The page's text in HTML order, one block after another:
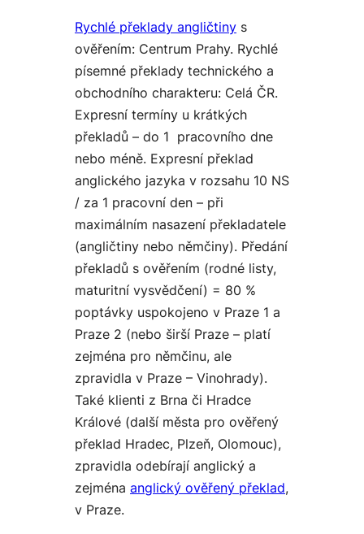
Rychlé překlady angličtiny s
ověřením: Centrum Prahy. Rychlé
písemné překlady technického a
obchodního charakteru: Celá ČR.
Expresní termíny u krátkých
překladů – do 1 pracovního dne
nebo méně. Expresní překlad
anglického jazyka v rozsahu 10 NS
/ za 1 pracovní den – při
maximálním nasazení překladatele
(angličtiny nebo němčiny). Předání
překladů s ověřením (rodné listy,
maturitní vysvědčení) = 80 %
poptávky uspokojeno v Praze 1 a
Praze 2 (nebo širší Praze – platí
zejména pro němčinu, ale
zpravidla v Praze – Vinohrady).
Také klienti z Brna či Hradce
Králové (další města pro ověřený
překlad Hradec, Plzeň, Olomouc),
zpravidla odebírají anglický a
zejména anglický ověřený překlad,
v Praze.